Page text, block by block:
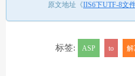
原文地址《IIS6下UTF-8文
标签: ASP to